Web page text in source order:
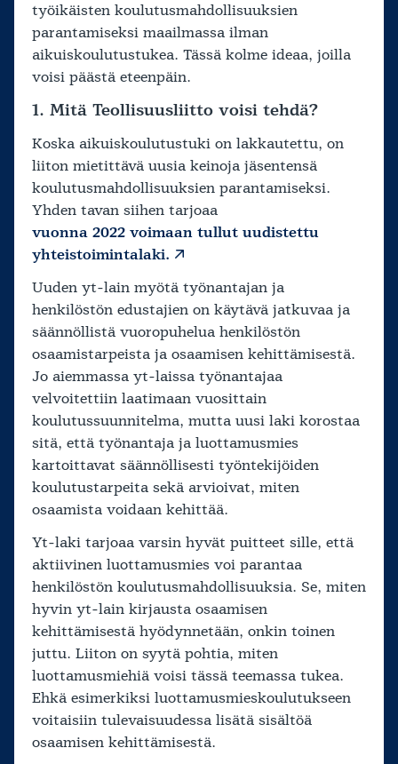
työikäisten koulutusmahdollisuuksien
parantamiseksi maailmassa ilman
aikuiskoulutustukea. Tässä kolme ideaa, joilla
voisi päästä eteenpäin.
1. Mitä Teollisuusliitto voisi tehdä?
Koska aikuiskoulutustuki on lakkautettu, on
liiton mietittävä uusia keinoja jäsentensä
koulutusmahdollisuuksien parantamiseksi.
Yhden tavan siihen tarjoaa
vuonna 2022 voimaan tullut uudistettu
yhteistoimintalaki.
Uuden yt-lain myötä työnantajan ja
henkilöstön edustajien on käytävä jatkuvaa ja
säännöllistä vuoropuhelua henkilöstön
osaamistarpeista ja osaamisen kehittämisestä.
Jo aiemmassa yt-laissa työnantajaa
velvoitettiin laatimaan vuosittain
koulutussuunnitelma, mutta uusi laki korostaa
sitä, että työnantaja ja luottamusmies
kartoittavat säännöllisesti työntekijöiden
koulutustarpeita sekä arvioivat, miten
osaamista voidaan kehittää.
Yt-laki tarjoaa varsin hyvät puitteet sille, että
aktiivinen luottamusmies voi parantaa
henkilöstön koulutusmahdollisuuksia. Se, miten
hyvin yt-lain kirjausta osaamisen
kehittämisestä hyödynnetään, onkin toinen
juttu. Liiton on syytä pohtia, miten
luottamusmiehiä voisi tässä teemassa tukea.
Ehkä esimerkiksi luottamusmieskoulutukseen
voitaisiin tulevaisuudessa lisätä sisältöä
osaamisen kehittämisestä.